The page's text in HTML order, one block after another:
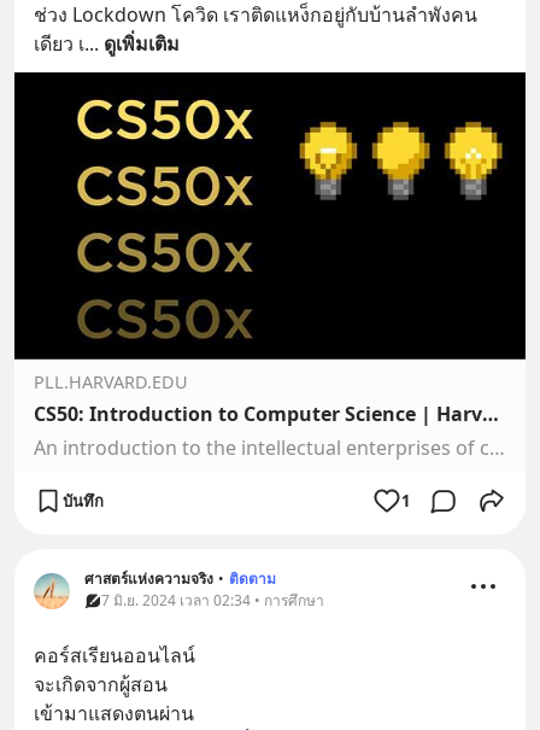
ช่วง Lockdown โควิด เราติดแหง็กอยู่กับบ้านลำพังคน
เดียว เ... ดูเพิ่มเติม
PLL.HARVARD.EDU
CS50: Introduction to Computer Science | Harvard University
An introduction to the intellectual enterprises of computer science and the art of programming.
บันทึก 1
ศาสตร์แห่งความจริง • ติดตาม
7 มิ.ย. 2024 เวลา 02:34 • การศึกษา
คอร์สเรียนออนไลน์
จะเกิดจากผู้สอน
เข้ามาแสดงตนผ่าน